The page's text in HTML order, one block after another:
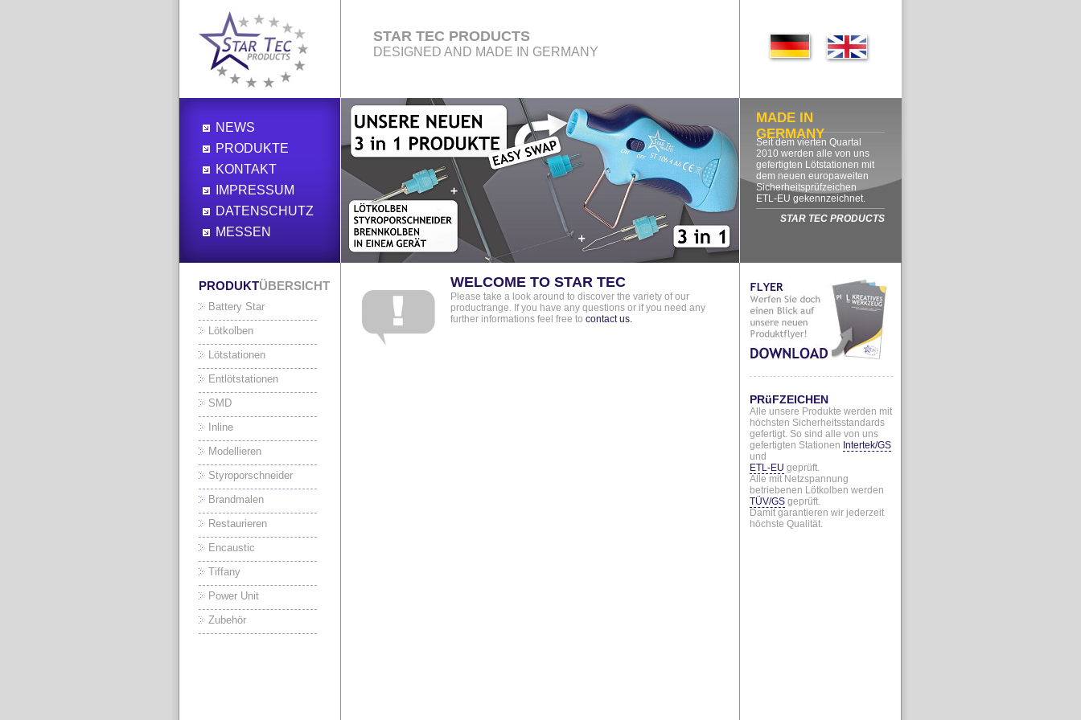
STAR TEC PRODUCTS
DESIGNED AND MADE IN GERMANY
NEWS
PRODUKTE
KONTAKT
IMPRESSUM
DATENSCHUTZ
MESSEN
MADE IN
GERMANY
Seit dem vierten Quartal
2010 werden alle von uns
gefertigten Lötstationen mit
dem neuen europaweiten
Sicherheitsprüfzeichen
ETL-EU gekennzeichnet.
STAR TEC PRODUCTS
PRODUKTÜBERSICHT
Battery Star
Lötkolben
Lötstationen
Entlötstationen
SMD
Inline
Modellieren
Styroporschneider
Brandmalen
Restaurieren
Encaustic
Tiffany
Power Unit
Zubehör
WELCOME TO STAR TEC
Please take a look around to discover the variety of our
productrange. If you have any questions or if you need any
further informations feel free to contact us.
PRüFZEICHEN
Alle unsere Produkte werden mit
höchsten Sicherheitsstandards
gefertigt. So sind alle von uns
gefertigten Stationen Intertek/GS
und
ETL-EU geprüft.
Alle mit Netzspannung
betriebenen Lötkolben werden
TÜV/GS geprüft.
Damit garantieren wir jederzeit
höchste Qualität.